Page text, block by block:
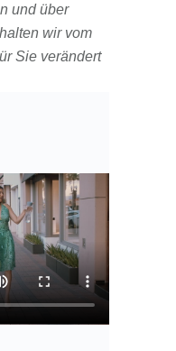
und über
wir vom
Sie verändert